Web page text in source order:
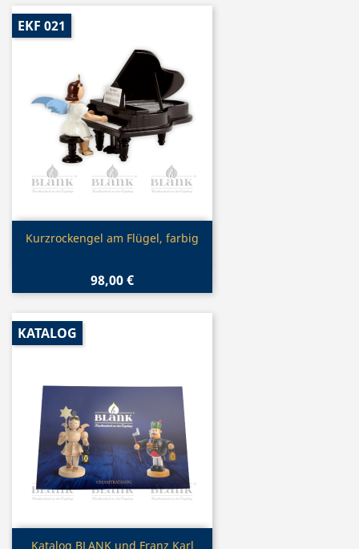
Vorschau
Kurzrockengel am Flügel, farbig
98,00 €
EKF 021
Katalog BLANK und Franz Karl
KATALOG